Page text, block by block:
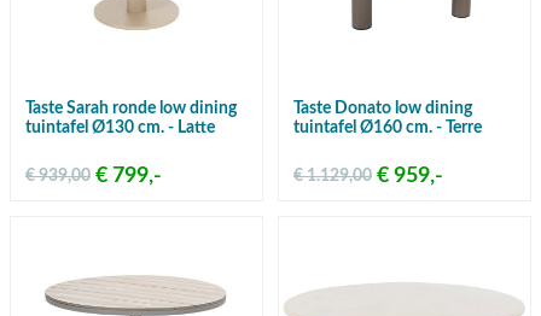
Taste Sarah ronde low dining
tuintafel Ø130 cm. - Latte
€ 799,-
€ 939,00
Taste Donato low dining
tuintafel Ø160 cm. - Terre
€ 959,-
€ 1.129,00